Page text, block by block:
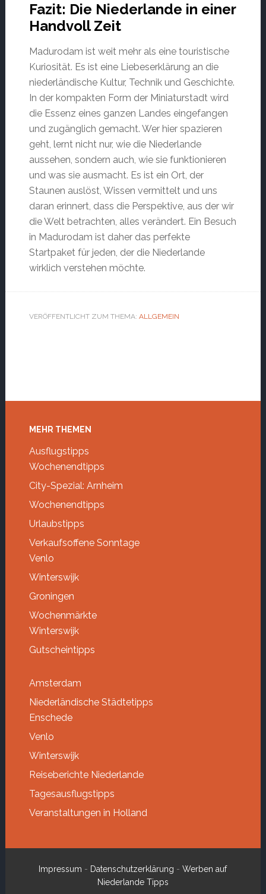
Fazit: Die Niederlande in einer
Handvoll Zeit
Madurodam ist weit mehr als eine touristische
Kuriosität. Es ist eine Liebeserklärung an die
niederländische Kultur, Technik und Geschichte.
In der kompakten Form der Miniaturstadt wird
die Essenz eines ganzen Landes eingefangen
und zugänglich gemacht. Wer hier spazieren
geht, lernt nicht nur, wie die Niederlande
aussehen, sondern auch, wie sie funktionieren
und was sie ausmacht. Es ist ein Ort, der
Staunen auslöst, Wissen vermittelt und uns
daran erinnert, dass die Perspektive, aus der wir
die Welt betrachten, alles verändert. Ein Besuch
in Madurodam ist daher das perfekte
Startpaket für jeden, der die Niederlande
wirklich verstehen möchte.
VERÖFFENTLICHT ZUM THEMA: ALLGEMEIN
Footer
MEHR THEMEN
Ausflugstipps
Wochenendtipps
City-Spezial: Arnheim
Wochenendtipps
Urlaubstipps
Verkaufsoffene Sonntage
Venlo
Winterswijk
Groningen
Wochenmärkte
Winterswijk
Gutscheintipps
Amsterdam
Niederländische Städtetipps
Enschede
Venlo
Winterswijk
Reiseberichte Niederlande
Tagesausflugstipps
Veranstaltungen in Holland
Impressum - Datenschutzerklärung -Werben auf
Niederlande Tipps